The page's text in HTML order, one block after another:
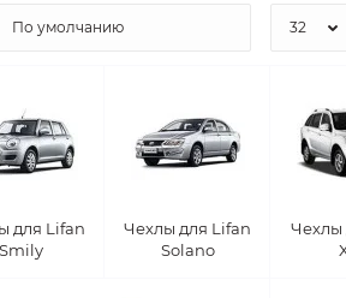
для Lifan
Smily
Чехлы для Lifan
Solano
Чехлы